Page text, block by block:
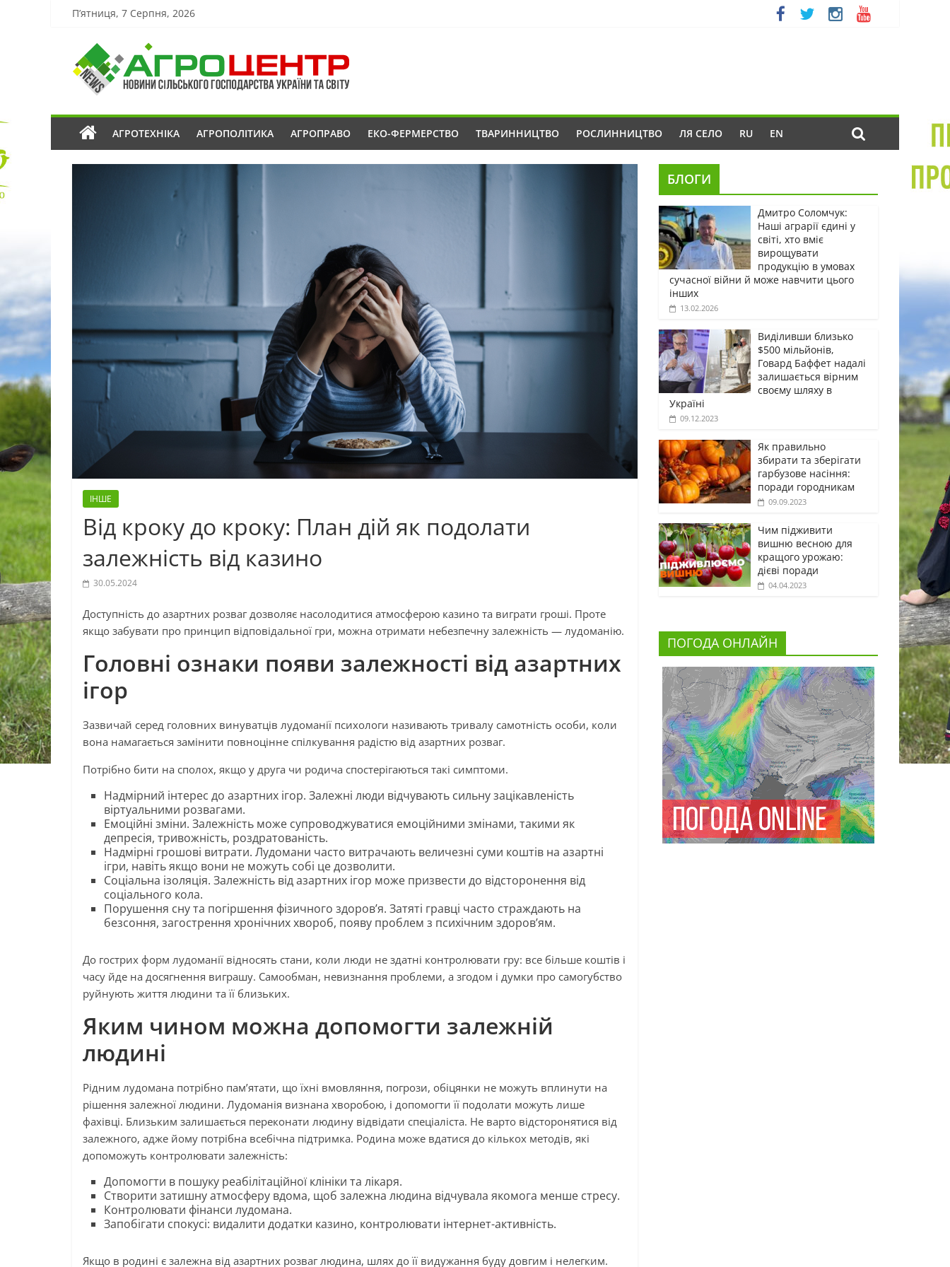
П’ятниця, 7 Серпня, 2026
АГРОТЕХНІКА АГРОПОЛІТИКА АГРОПРАВО ЕКО-ФЕРМЕРСТВО ТВАРИННИЦТВО РОСЛИННИЦТВО ЛЯ СЕЛО RU EN
ІНШЕ
Від кроку до кроку: План дій як подолати
залежність від казино
30.05.2024
Доступність до азартних розваг дозволяє насолодитися атмосферою казино та виграти гроші. Проте
якщо забувати про принцип відповідальної гри, можна отримати небезпечну залежність — лудоманію.
Головні ознаки появи залежності від азартних
ігор
Зазвичай серед головних винуватців лудоманії психологи називають тривалу самотність особи, коли
вона намагається замінити повноцінне спілкування радістю від азартних розваг.
Потрібно бити на сполох, якщо у друга чи родича спостерігаються такі симптоми.
Надмірний інтерес до азартних ігор. Залежні люди відчувають сильну зацікавленість
віртуальними розвагами.
Емоційні зміни. Залежність може супроводжуватися емоційними змінами, такими як
депресія, тривожність, роздратованість.
Надмірні грошові витрати. Лудомани часто витрачають величезні суми коштів на азартні
ігри, навіть якщо вони не можуть собі це дозволити.
Соціальна ізоляція. Залежність від азартних ігор може призвести до відсторонення від
соціального кола.
Порушення сну та погіршення фізичного здоров’я. Затяті гравці часто страждають на
безсоння, загострення хронічних хвороб, появу проблем з психічним здоров’ям.
До гострих форм лудоманії відносять стани, коли люди не здатні контролювати гру: все більше коштів і
часу йде на досягнення виграшу. Самообман, невизнання проблеми, а згодом і думки про самогубство
руйнують життя людини та її близьких.
Яким чином можна допомогти залежній
людині
Рідним лудомана потрібно пам’ятати, що їхні вмовляння, погрози, обіцянки не можуть вплинути на
рішення залежної людини. Лудоманія визнана хворобою, і допомогти її подолати можуть лише
фахівці. Близьким залишається переконати людину відвідати спеціаліста. Не варто відсторонятися від
залежного, адже йому потрібна всебічна підтримка. Родина може вдатися до кількох методів, які
допоможуть контролювати залежність:
Допомогти в пошуку реабілітаційної клініки та лікаря.
Створити затишну атмосферу вдома, щоб залежна людина відчувала якомога менше стресу.
Контролювати фінанси лудомана.
Запобігати спокусі: видалити додатки казино, контролювати інтернет-активність.
Якщо в родині є залежна від азартних розваг людина, шлях до її видужання буду довгим і нелегким.
БЛОГИ
Дмитро Соломчук:
Наші аграрії єдині у
світі, хто вміє
вирощувати
продукцію в умовах
сучасної війни й може навчити цього
інших
13.02.2026
Виділивши близько
$500 мільйонів,
Говард Баффет надалі
залишається вірним
своєму шляху в
Україні
09.12.2023
Як правильно
збирати та зберігати
гарбузове насіння:
поради городникам
09.09.2023
Чим підживити
вишню весною для
кращого урожаю:
дієві поради
04.04.2023
ПОГОДА ОНЛАЙН